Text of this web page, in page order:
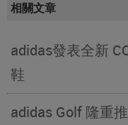
相關文章
adidas發表全新
鞋
adidas Golf 隆重